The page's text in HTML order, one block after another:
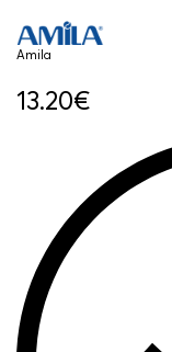
Amila
13.20€